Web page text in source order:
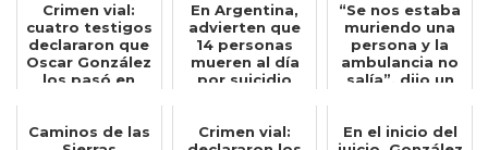
Crimen vial:
cuatro testigos
declararon que
Oscar González
los pasó en
En Argentina,
advierten que
14 personas
mueren al día
por suicidio
“Se nos estaba
muriendo una
persona y la
ambulancia no
salía”, dijo un
Caminos de las
Crimen vial:
En el inicio del